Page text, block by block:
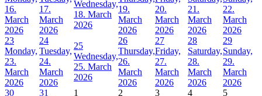
16.
March
2026
17.
March
2026
Wednesday,
18. March
2026
19.
March
2026
20.
March
2026
21.
March
2026
22.
March
2026
23
Monday,
23.
March
2026
24
Tuesday,
24.
March
2026
25
Wednesday,
25. March
2026
26
Thursday,
26.
March
2026
27
Friday,
27.
March
2026
28
Saturday,
28.
March
2026
29
Sunday,
29.
March
2026
30
31
1 2 3 4 5